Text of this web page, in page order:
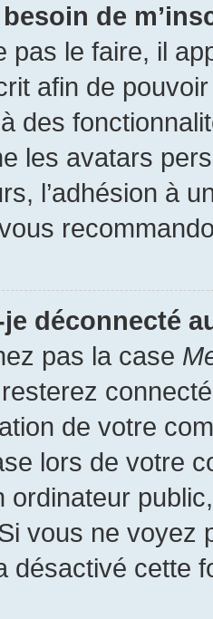
de
pas le faire, il
afin de
des
les avatars
l’adhésion à
déconnecté
pas la case
de votre
lors de votre
ordinateur
vous ne voyez
désactivé cette